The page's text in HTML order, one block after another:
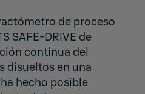
de proceso
SAFE-DRIVE de
continua del
disueltos en una
hecho posible